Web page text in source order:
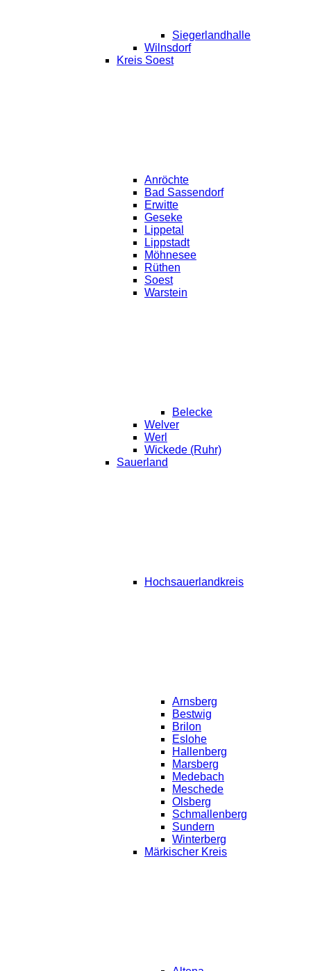
Siegerlandhalle
Wilnsdorf
Kreis Soest
Anröchte
Bad Sassendorf
Erwitte
Geseke
Lippetal
Lippstadt
Möhnesee
Rüthen
Soest
Warstein
Belecke
Welver
Werl
Wickede (Ruhr)
Sauerland
Hochsauerlandkreis
Arnsberg
Bestwig
Brilon
Eslohe
Hallenberg
Marsberg
Medebach
Meschede
Olsberg
Schmallenberg
Sundern
Winterberg
Märkischer Kreis